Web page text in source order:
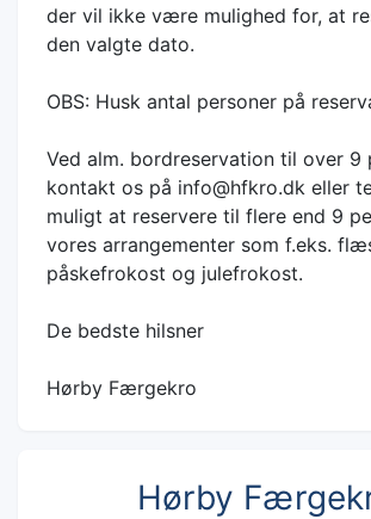
der vil ikke være mulighed for, at
den valgte dato.
OBS: Husk antal personer på
Ved alm. bordreservation til over 9
kontakt os på info@hfkro.dk eller
muligt at reservere til flere end 9
vores arrangementer som f.eks.
påskefrokost og julefrokost.
De bedste hilsner
Hørby Færgekro
Hørby